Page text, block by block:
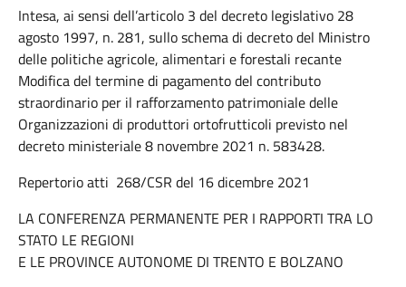
Intesa, ai sensi dell’articolo 3 del decreto legislativo 28
agosto 1997, n. 281, sullo schema di decreto del Ministro
delle politiche agricole, alimentari e forestali recante
Modifica del termine di pagamento del contributo
straordinario per il rafforzamento patrimoniale delle
Organizzazioni di produttori ortofrutticoli previsto nel
decreto ministeriale 8 novembre 2021 n. 583428.
Repertorio atti 268/CSR del 16 dicembre 2021
LA CONFERENZA PERMANENTE PER I RAPPORTI TRA LO
STATO LE REGIONI
E LE PROVINCE AUTONOME DI TRENTO E BOLZANO